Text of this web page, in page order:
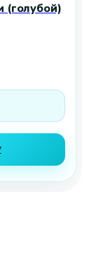
(голубой)